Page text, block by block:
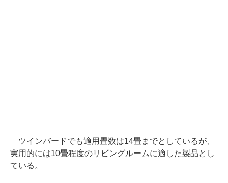
ツインバードでも適用畳数は14畳までとしているが、
実用的には10畳程度のリビングルームに適した製品とし
ている。